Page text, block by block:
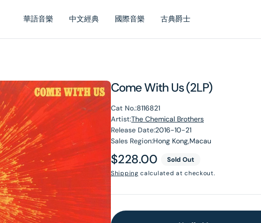
華語音樂 中文經典 國際音樂 古典爵士
Come With Us (2LP)
Cat No.:8116821
Artist:The Chemical Brothers
Release Date:2016-10-21
Sales Region:Hong Kong,Macau
Regular
price
$228.00 Sold Out
Shipping calculated at checkout.